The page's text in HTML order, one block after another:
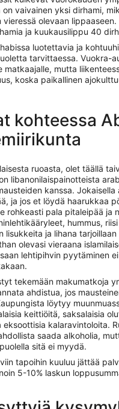
on vaivainen yksi dirhami,
vieressä olevaan lippaaseen.
ja kuukausilippu 40
luotettavia ja
tarvittaessa. Vuokra-
matkaajalle, mutta
koska paikallinen
kohteessa
ruoasta, olet täällä
libanonilaispainotteista
kanssa. Jokaisella
ja jos et löydä haarukkaa
rohkeasti pala pitaleipää ja
hummus,
lisukkeita ja lihana tarjoillaan
olevasi vieraana
lehtipihvin pyytäminen
tekemään makumatkoja
ahdistua, jos
löytyy
keittiöitä, saksalaisia
eksoottisia kalaravintoloita.
saada alkoholia,
sitä ei myydä.
tapoihin kuuluu jättää
5-10% laskun